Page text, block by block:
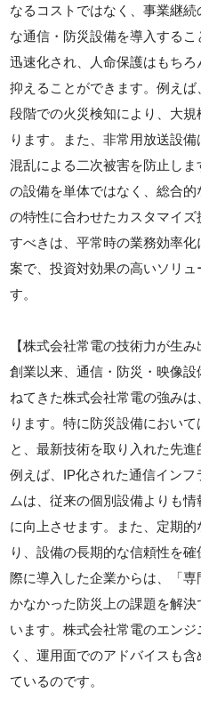
なるコストではなく、事業継
な通信・防災設備を導入する
迅速化され、人命保護はもち
抑えることができます。例え
段階での火災検知により、大
ります。また、非常用放送設備
混乱による二次被害を防止し
の設備を単体ではなく、総合
の特性に合わせたカスタマイ
すべきは、平常時の業務効率
案で、投資対効果の高いソリ
す。
【株式会社常電の技術力が生み
創業以来、通信・防災・映像
ねてきた株式会社常電の強み
ります。特に防災設備におい
と、最新技術を取り入れた先進
例えば、IP化された通信イン
ムは、従来の個別設備よりも
に向上させます。また、定期
り、設備の長期的な信頼性を
際に導入した企業からは、「
かなかった防災上の課題を解
います。株式会社常電のエン
く、運用面でのアドバイスも
ているのです。